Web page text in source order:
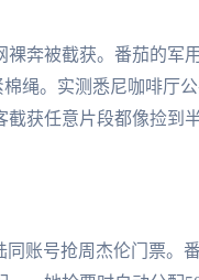
奔被截获。番茄的军
绳。实测悉尼咖啡厅
获任意片段都像捡到
账号抢周杰伦门票。